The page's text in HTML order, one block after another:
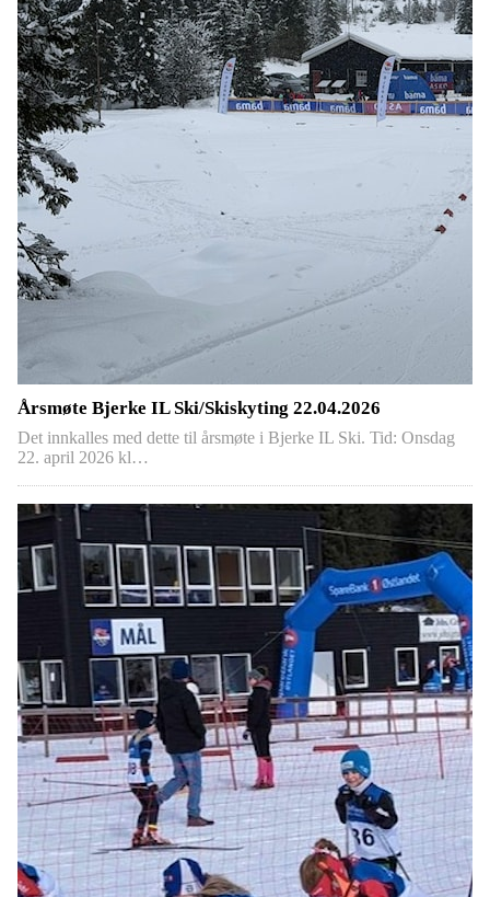
Årsmøte Bjerke IL Ski/Skiskyting 22.04.2026
Det innkalles med dette til årsmøte i Bjerke IL Ski. Tid: Onsdag
22. april 2026 kl…